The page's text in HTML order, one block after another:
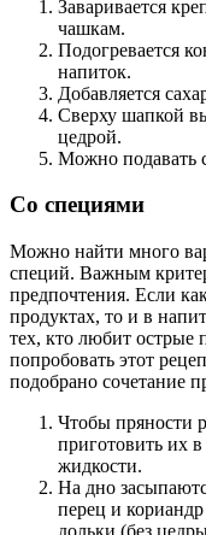
Заваривается
чашкам.
Подогревается
напиток.
Добавляется
Сверху шапкой
цедрой.
Можно подавать
Со специями
Можно найти много
специй. Важным
предпочтения. Если
продуктах, то и в
тех, кто любит острые
попробовать этот
подобрано сочетание
Чтобы пряности
приготовить их
жидкости.
На дно
перец и